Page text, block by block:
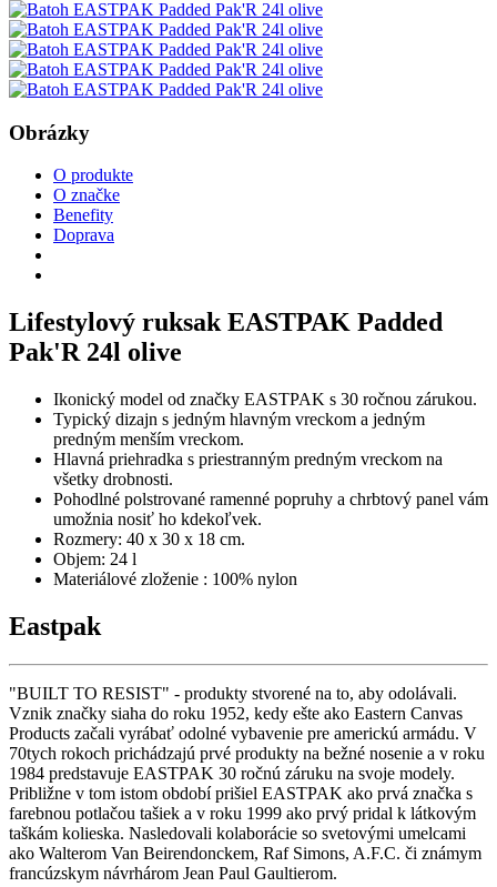
Obrázky
O produkte
O značke
Benefity
Doprava
Lifestylový ruksak EASTPAK Padded
Pak'R 24l olive
Ikonický model od značky EASTPAK s 30 ročnou zárukou.
Typický dizajn s jedným hlavným vreckom a jedným
predným menším vreckom.
Hlavná priehradka s priestranným predným vreckom na
všetky drobnosti.
Pohodlné polstrované ramenné popruhy a chrbtový panel vám
umožnia nosiť ho kdekoľvek.
Rozmery: 40 x 30 x 18 cm.
Objem: 24 l
Materiálové zloženie : 100% nylon
Eastpak
"BUILT TO RESIST" - produkty stvorené na to, aby odolávali.
Vznik značky siaha do roku 1952, kedy ešte ako Eastern Canvas
Products začali vyrábať odolné vybavenie pre americkú armádu. V
70tych rokoch prichádzajú prvé produkty na bežné nosenie a v roku
1984 predstavuje EASTPAK 30 ročnú záruku na svoje modely.
Približne v tom istom období prišiel EASTPAK ako prvá značka s
farebnou potlačou tašiek a v roku 1999 ako prvý pridal k látkovým
taškám kolieska. Nasledovali kolaborácie so svetovými umelcami
ako Walterom Van Beirendonckem, Raf Simons, A.F.C. či známym
francúzskym návrhárom Jean Paul Gaultierom.